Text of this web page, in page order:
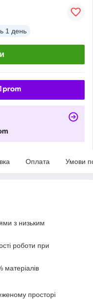
1 день
Оплата Умови
з низьким
роботи при
матеріалів
просторі